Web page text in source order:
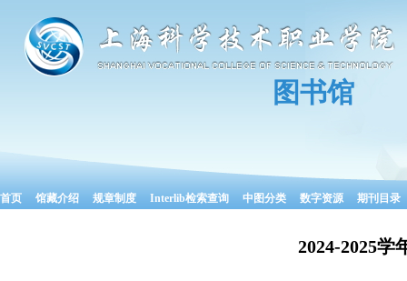
图书馆
首页 馆藏介绍 规章制度 Interlib检索查询 中图分类 数字资源 期刊目录
2024-2025学